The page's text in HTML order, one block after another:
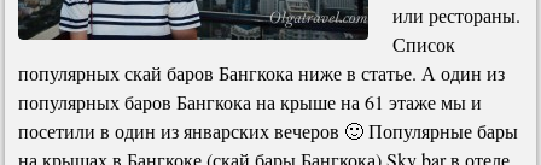
или рестораны.
Список
популярных скай баров Бангкока ниже в статье. А один из
популярных баров Бангкока на крыше на 61 этаже мы и
посетили в один из январских вечеров 🙂 Популярные бары
на крышах в Бангкоке (скай бары Бангкока) Sky bar в отеле